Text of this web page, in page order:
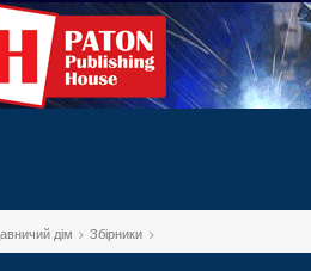
дім Збірники